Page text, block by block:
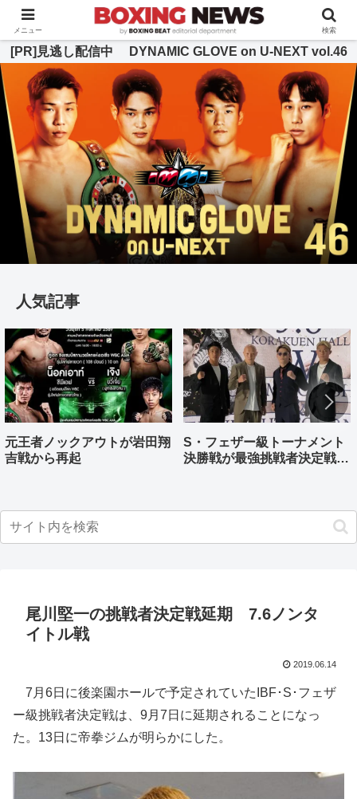
BOXING BEAT [ボクシング・ビート] 公式サイト
[PR]見逃し配信中 DYNAMIC GLOVE on U-NEXT vol.46
人気記事
元王者ノックアウトが岩田翔
吉戦から再起
S・フェザー級トーナメント
決勝戦が最強挑戦者決定戦兼
尾川堅一の挑戦者決定戦延期 7.6ノンタ
イトル戦
2019.06.14
7月6日に後楽園ホールで予定されていたIBF･S･フェザ
ー級挑戦者決定戦は、9月7日に延期されることになっ
た。13日に帝拳ジムが明らかにした。
メニュー 検索